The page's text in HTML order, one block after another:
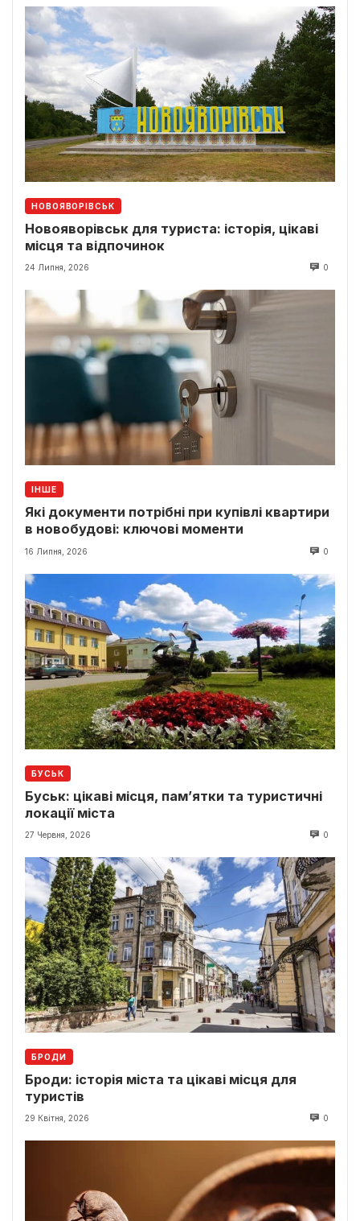
НОВОЯВОРІВСЬК
Новояворівськ для туриста: історія, цікаві
місця та відпочинок
24 Липня, 2026 0
ІНШЕ
Які документи потрібні при купівлі квартири
в новобудові: ключові моменти
16 Липня, 2026 0
БУСЬК
Буськ: цікаві місця, пам’ятки та туристичні
локації міста
27 Червня, 2026 0
БРОДИ
Броди: історія міста та цікаві місця для
туристів
29 Квітня, 2026 0